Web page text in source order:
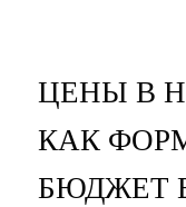
ЦЕНЫ В
КАК
БЮДЖЕТ